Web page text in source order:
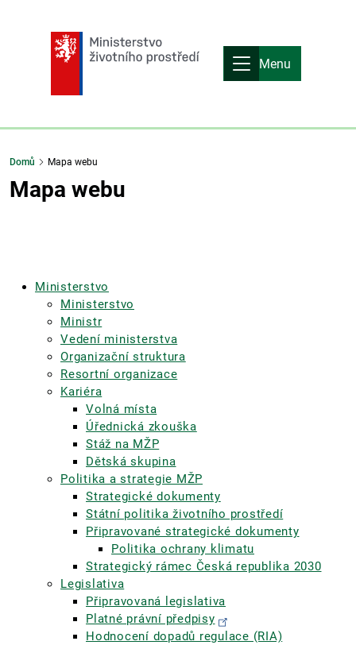
Menu
Domů Mapa webu
Mapa webu
Ministerstvo
Ministerstvo
Ministr
Vedení ministerstva
Organizační struktura
Resortní organizace
Kariéra
Volná místa
Úřednická zkouška
Stáž na MŽP
Dětská skupina
Politika a strategie MŽP
Strategické dokumenty
Státní politika životního prostředí
Připravované strategické dokumenty
Politika ochrany klimatu
Strategický rámec Česká republika 2030
Legislativa
Připravovaná legislativa
Platné právní předpisy
Hodnocení dopadů regulace (RIA)